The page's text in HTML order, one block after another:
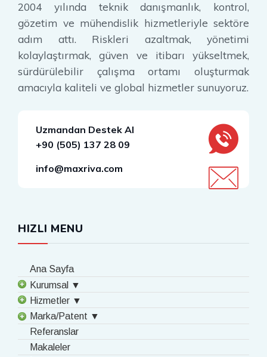
2004 yılında teknik danışmanlık, kontrol,
gözetim ve mühendislik hizmetleriyle sektöre
adım attı. Riskleri azaltmak, yönetimi
kolaylaştırmak, güven ve itibarı yükseltmek,
sürdürülebilir çalışma ortamı oluşturmak
amacıyla kaliteli ve global hizmetler sunuyoruz.
Uzmandan Destek Al
+90 (505) 137 28 09
info@maxriva.com
HIZLI MENU
Ana Sayfa
Kurumsal ▼
Hizmetler ▼
Marka/Patent ▼
Referanslar
Makaleler